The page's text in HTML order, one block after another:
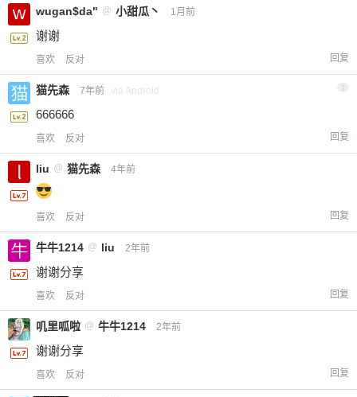
wugan$da" @ 小甜瓜丶 1月前
谢谢
喜欢 反对 回复
猫先森 7年前 via Android 2
666666
喜欢 反对 回复
liu @ 猫先森 4年前
喜欢 反对 回复
牛牛1214 @ liu 2年前
谢谢分享
喜欢 反对 回复
叽里呱啦 @ 牛牛1214 2年前
谢谢分享
喜欢 反对 回复